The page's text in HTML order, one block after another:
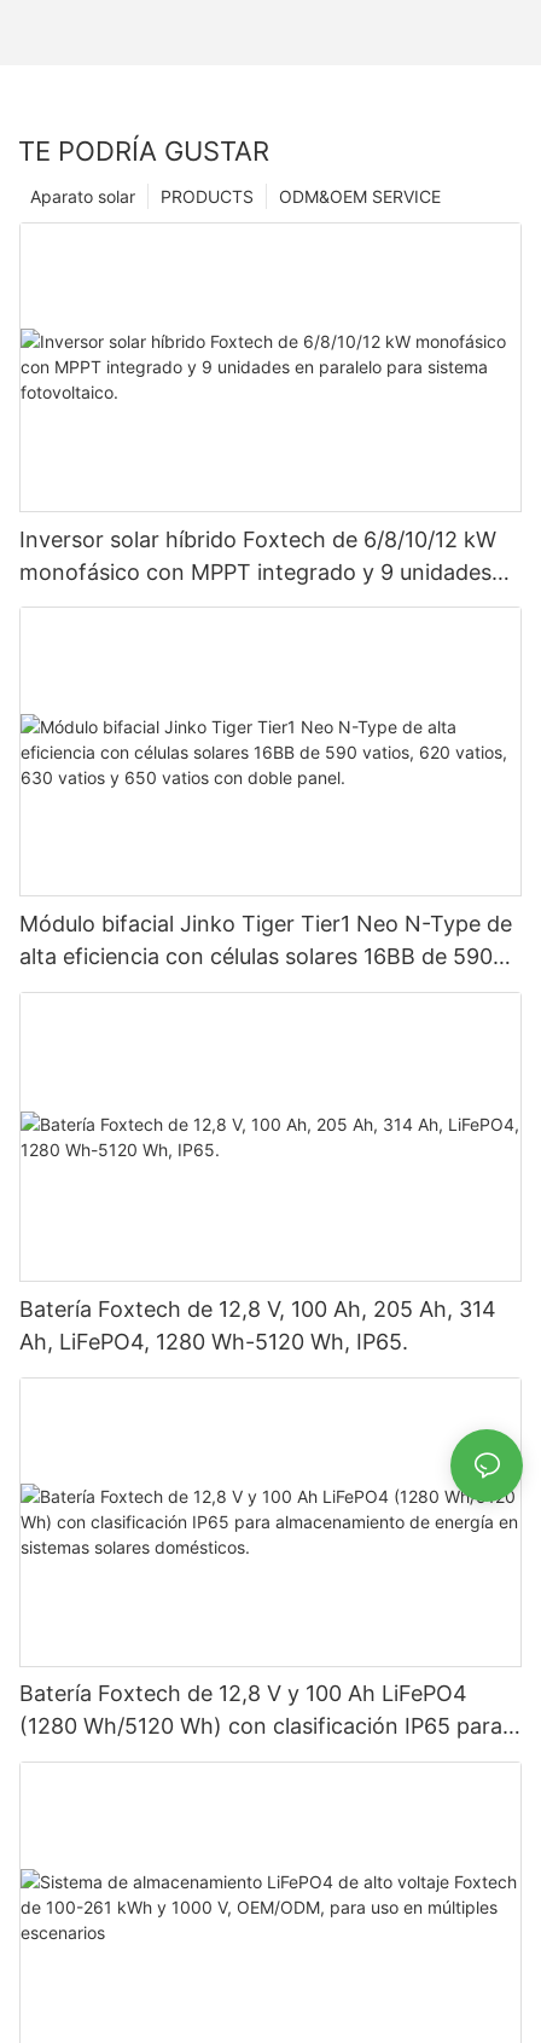
TE PODRÍA GUSTAR
ODM&OEM SERVICE
PRODUCTS
Aparato solar
Inversor solar híbrido Foxtech de 6/8/10/12 kW
monofásico con MPPT integrado y 9 unidades
en paralelo para sistema fotovoltaico.
Módulo bifacial Jinko Tiger Tier1 Neo N-Type de
alta eficiencia con células solares 16BB de 590
vatios, 620 vatios, 630 vatios y 650 vatios con
Batería Foxtech de 12,8 V, 100 Ah, 205 Ah, 314
Ah, LiFePO4, 1280 Wh-5120 Wh, IP65.
Batería Foxtech de 12,8 V y 100 Ah LiFePO4
(1280 Wh/5120 Wh) con clasificación IP65 para
almacenamiento de energía en sistemas solares